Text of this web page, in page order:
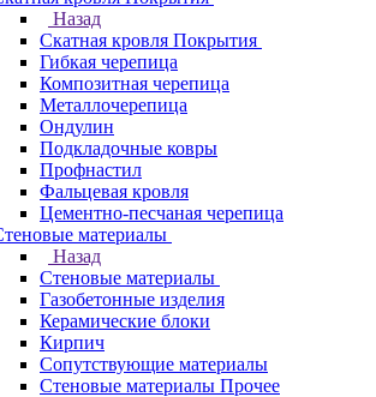
Назад
Скатная кровля Покрытия
Гибкая черепица
Композитная черепица
Металлочерепица
Ондулин
Подкладочные ковры
Профнастил
Фальцевая кровля
Цементно-песчаная черепица
материалы
Назад
Стеновые материалы
Газобетонные изделия
Керамические блоки
Кирпич
Сопутствующие материалы
Стеновые материалы Прочее